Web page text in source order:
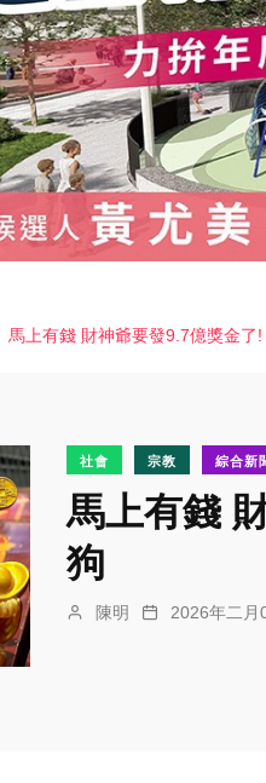
馬上有錢 財神爺要發9.7億獎金
社會 宗教 綜合新
馬上有錢
狗
陳明 2026年二月